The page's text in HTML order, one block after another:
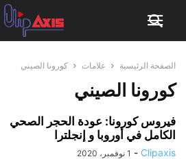
الصفحة الرئيسية علامات كورونا الصيني
كورونا الصيني
فيروس كورونا: عودة الحجر الصحي
الكامل في أوروبا و إنجلترا
Clipaxis
- 1 نوفمبر، 2020